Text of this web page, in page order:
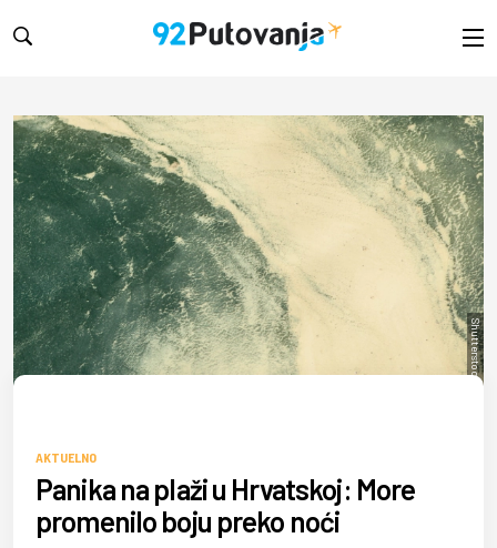
Shutterstock/slizard
AKTUELNO
Panika na plaži u Hrvatskoj: More
promenilo boju preko noći